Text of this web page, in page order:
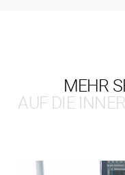
MEHR
AUF DIE